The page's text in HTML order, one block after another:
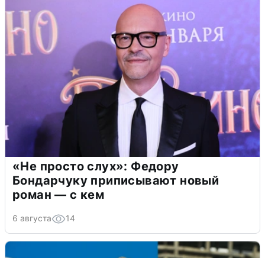
«Не просто слух»: Федору
Бондарчуку приписывают новый
роман — с кем
6 августа 14